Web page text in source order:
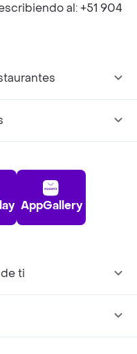
al: +51 904
AppGallery
ti